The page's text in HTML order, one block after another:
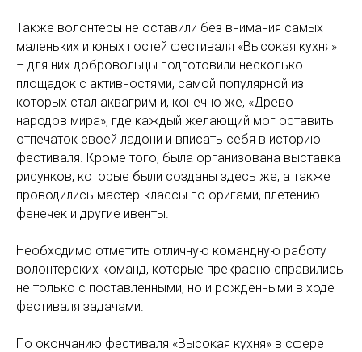
Также волонтеры не оставили без внимания самых
маленьких и юных гостей фестиваля «Высокая кухня»
– для них добровольцы подготовили несколько
площадок с активностями, самой популярной из
которых стал аквагрим и, конечно же, «Древо
народов мира», где каждый желающий мог оставить
отпечаток своей ладони и вписать себя в историю
фестиваля. Кроме того, была организована выставка
рисунков, которые были созданы здесь же, а также
проводились мастер-классы по оригами, плетению
фенечек и другие ивенты.
Необходимо отметить отличную командную работу
волонтерских команд, которые прекрасно справились
не только с поставленными, но и рожденными в ходе
фестиваля задачами.
По окончанию фестиваля «Высокая кухня» в сфере